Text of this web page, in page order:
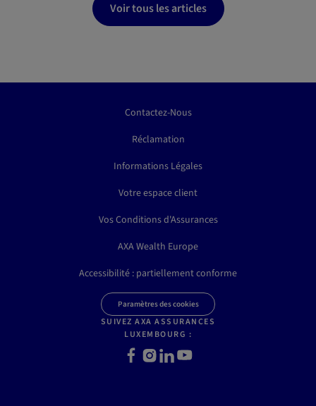
Voir tous les articles
Contactez-Nous
Réclamation
Informations Légales
Votre espace client
Vos Conditions d'Assurances
AXA Wealth Europe
Accessibilité : partiellement conforme
Paramètres des cookies
SUIVEZ AXA ASSURANCES
LUXEMBOURG :
Facebook
Instagram
LinkedInYoutube